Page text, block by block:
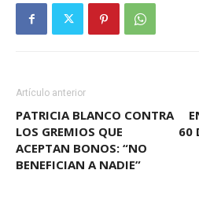
Artículo anterior
PATRICIA BLANCO CONTRA
LOS GREMIOS QUE
ACEPTAN BONOS: “NO
BENEFICIAN A NADIE”
60